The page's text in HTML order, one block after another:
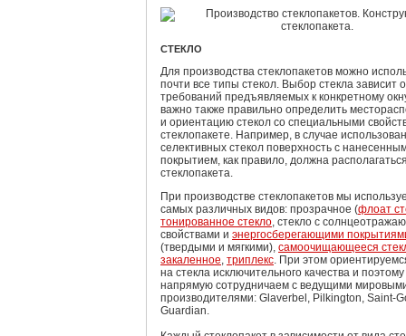
СТЕКЛО
Для производства стеклопакетов можно
почти все типы стекол. Выбор стекла зависит
требований предъявляемых к конкретному
важно также правильно определить
и ориентацию стекол со специальными
стеклопакете. Например, в случае
селективных стекол поверхность с
покрытием, как правило, должна
стеклопакета.
При производстве стеклопакетов мы
самых различных видов: прозрачное (флоат
тонированное стекло, стекло с
свойствами и энергосберегающими
(твердыми и мягкими), самоочищающееся
закаленное, триплекс. При этом
на стекла исключительного качества и поэтому
напрямую сотрудничаем с ведущими
производителями: Glaverbel, Pilkington, Saint-
Guardian.